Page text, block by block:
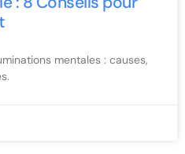
mentales : causes,